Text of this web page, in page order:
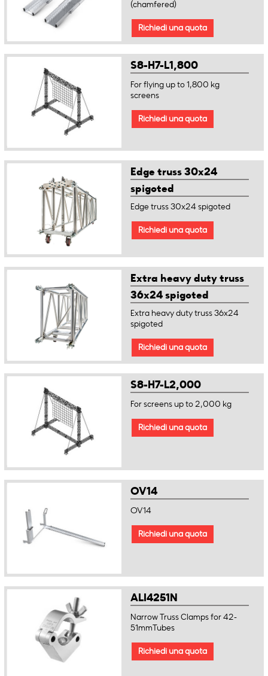
(chamfered)
Richiedi una quota
S8-H7-L1,800
For flying up to 1,800 kg
screens
Richiedi una quota
Edge truss 30x24
spigoted
Edge truss 30x24 spigoted
Richiedi una quota
Extra heavy duty truss
36x24 spigoted
Extra heavy duty truss 36x24
spigoted
Richiedi una quota
S8-H7-L2,000
For screens up to 2,000 kg
Richiedi una quota
OV14
OV14
Richiedi una quota
ALI4251N
Narrow Truss Clamps for 42-
51mmTubes
Richiedi una quota